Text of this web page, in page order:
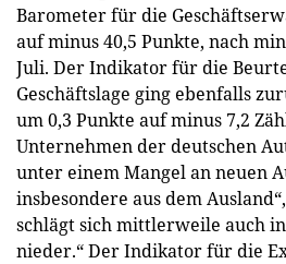
Barometer für die
auf minus 40,5 Punkte, nach
Juli. Der Indikator für die
Geschäftslage ging ebenfalls
um 0,3 Punkte auf minus 7,2
Unternehmen der deutschen
unter einem Mangel an neuen
insbesondere aus dem
schlägt sich mittlerweile auch
nieder.“ Der Indikator für die